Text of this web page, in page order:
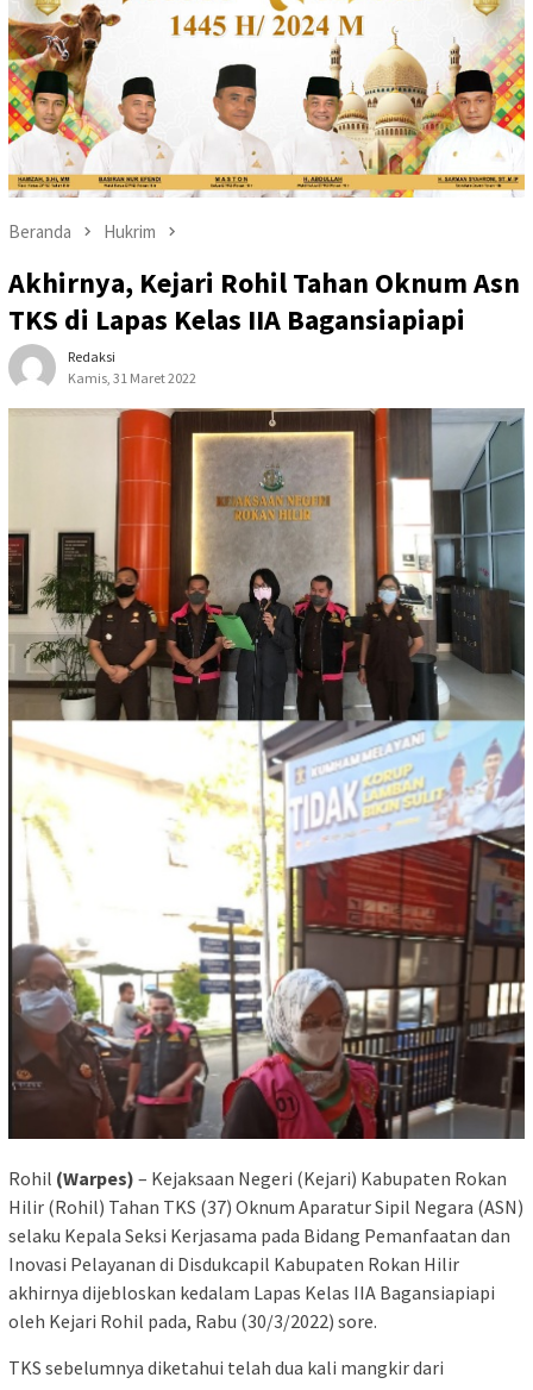
Beranda Hukrim
Akhirnya, Kejari Rohil Tahan Oknum Asn
TKS di Lapas Kelas IIA Bagansiapiapi
Redaksi
Kamis, 31 Maret 2022
Rohil (Warpes) – Kejaksaan Negeri (Kejari) Kabupaten Rokan
Hilir (Rohil) Tahan TKS (37) Oknum Aparatur Sipil Negara (ASN)
selaku Kepala Seksi Kerjasama pada Bidang Pemanfaatan dan
Inovasi Pelayanan di Disdukcapil Kabupaten Rokan Hilir
akhirnya dijebloskan kedalam Lapas Kelas IIA Bagansiapiapi
oleh Kejari Rohil pada, Rabu (30/3/2022) sore.
TKS sebelumnya diketahui telah dua kali mangkir dari